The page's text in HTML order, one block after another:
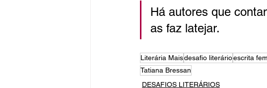
Há autores que
as faz latejar.
Literária Maisdesafio literárioescrita
Tatiana Bressan
DESAFIOS LITERÁRIOS